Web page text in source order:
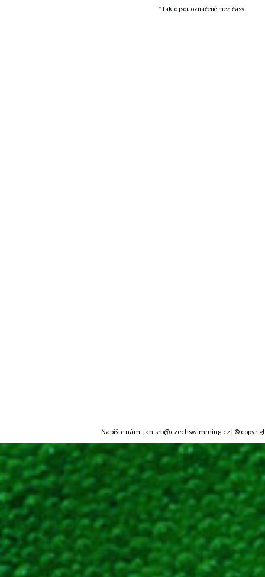
* takto jsou označené mezičasy
Napište nám:jan.srb@czechswimming.cz| ©